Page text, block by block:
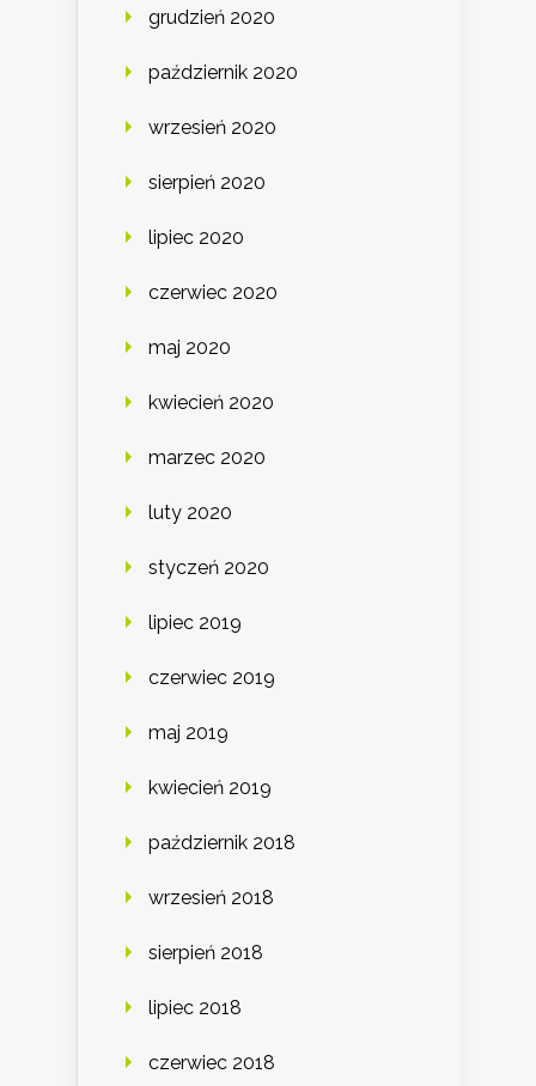
grudzień 2020
październik 2020
wrzesień 2020
sierpień 2020
lipiec 2020
czerwiec 2020
maj 2020
kwiecień 2020
marzec 2020
luty 2020
styczeń 2020
lipiec 2019
czerwiec 2019
maj 2019
kwiecień 2019
październik 2018
wrzesień 2018
sierpień 2018
lipiec 2018
czerwiec 2018